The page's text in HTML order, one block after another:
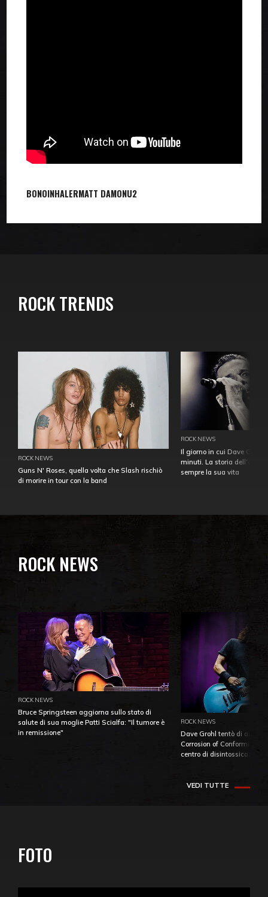
BONOINHALERMATT DAMONU2
ROCK TRENDS
ROCK NEWS
Guns N' Roses, quella volta che Slash rischiò
di morire in tour con la band
ROCK NEWS
Il giorno in cui Dave
minuti. La storia
sempre la sua vita
ROCK NEWS
ROCK NEWS
Bruce Springsteen aggiorna sullo stato di
salute di sua moglie Patti Scialfa: "Il tumore è
in remissione"
ROCK NEWS
Dave Grohl tentò di
Corrosion of Conformity
centro di
VEDI TUTTE
FOTO